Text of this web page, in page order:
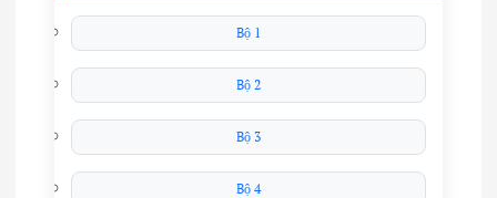
Bộ 1
Bộ 2
Bộ 3
Bộ 4